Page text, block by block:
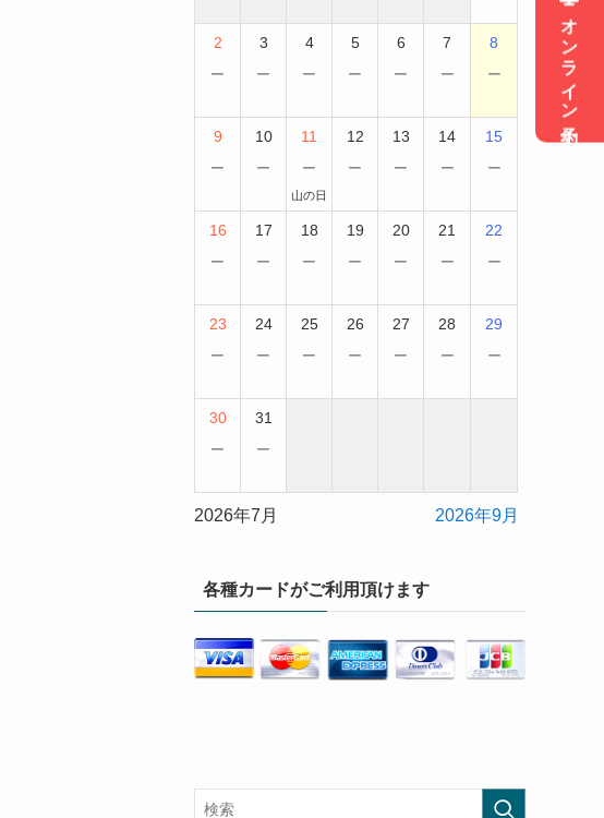
2
−
3
−
4
−
5
−
6
−
7
−
8
−
9
−
10
−
11
−
山の日
12
−
13
−
14
−
15
−
16
−
17
−
18
−
19
−
20
−
21
−
22
−
23
−
24
−
25
−
26
−
27
−
28
−
29
−
30
−
31
−
2026年7月 2026年9月
各種カードがご利用頂けます
オンライン予約